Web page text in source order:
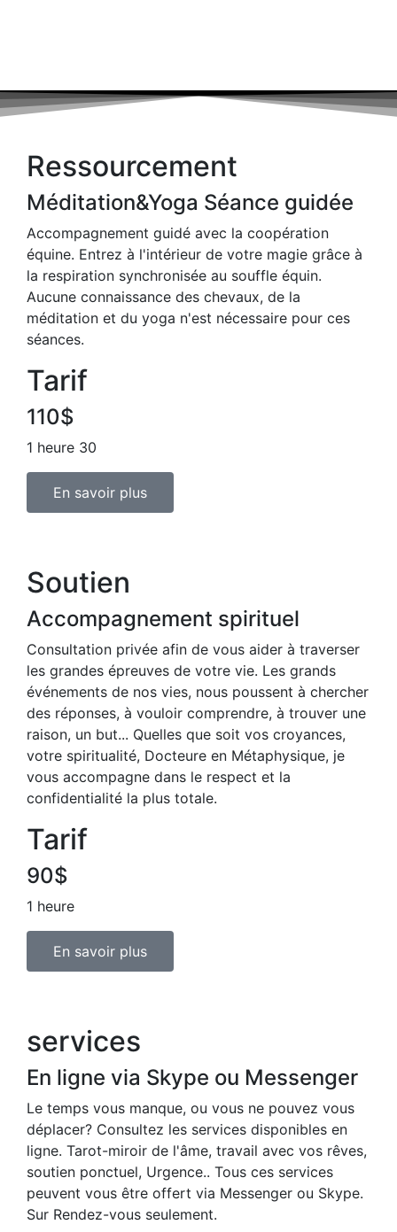
Ressourcement
Méditation&Yoga Séance guidée
Accompagnement guidé avec la coopération
équine. Entrez à l'intérieur de votre magie grâce à
la respiration synchronisée au souffle équin.
Aucune connaissance des chevaux, de la
méditation et du yoga n'est nécessaire pour ces
séances.
Tarif
110$
1 heure 30
En savoir plus
Soutien
Accompagnement spirituel
Consultation privée afin de vous aider à traverser
les grandes épreuves de votre vie. Les grands
événements de nos vies, nous poussent à chercher
des réponses, à vouloir comprendre, à trouver une
raison, un but... Quelles que soit vos croyances,
votre spiritualité, Docteure en Métaphysique, je
vous accompagne dans le respect et la
confidentialité la plus totale.
Tarif
90$
1 heure
En savoir plus
services
En ligne via Skype ou Messenger
Le temps vous manque, ou vous ne pouvez vous
déplacer? Consultez les services disponibles en
ligne. Tarot-miroir de l'âme, travail avec vos rêves,
soutien ponctuel, Urgence.. Tous ces services
peuvent vous être offert via Messenger ou Skype.
Sur Rendez-vous seulement.